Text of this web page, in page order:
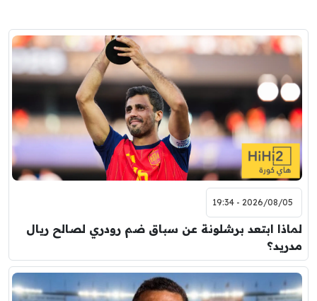
2026/08/05 - 19:34
لماذا ابتعد برشلونة عن سباق ضم رودري لصالح ريال
مدريد؟